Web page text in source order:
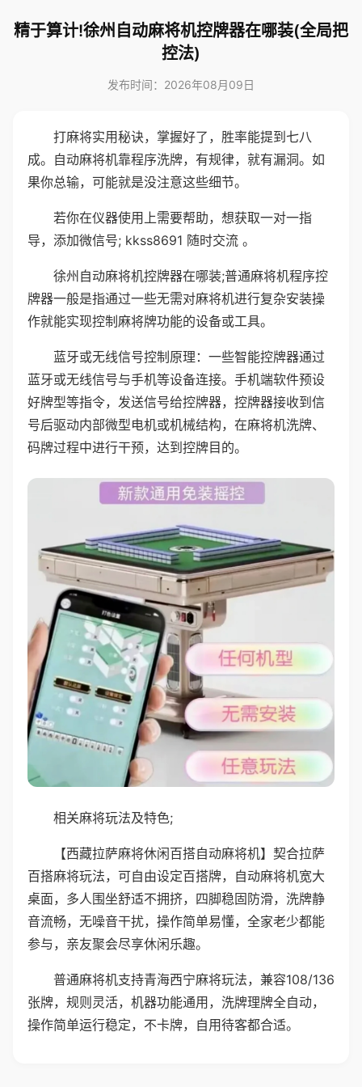
精于算计!徐州自动麻将机控牌器在哪装(全局把
控法)
发布时间：2026年08月09日
打麻将实用秘诀，掌握好了，胜率能提到七八
成。自动麻将机靠程序洗牌，有规律，就有漏洞。如
果你总输，可能就是没注意这些细节。
若你在仪器使用上需要帮助，想获取一对一指
导，添加微信号; kkss8691 随时交流 。
徐州自动麻将机控牌器在哪装;普通麻将机程序控
牌器一般是指通过一些无需对麻将机进行复杂安装操
作就能实现控制麻将牌功能的设备或工具。
蓝牙或无线信号控制原理：一些智能控牌器通过
蓝牙或无线信号与手机等设备连接。手机端软件预设
好牌型等指令，发送信号给控牌器，控牌器接收到信
号后驱动内部微型电机或机械结构，在麻将机洗牌、
码牌过程中进行干预，达到控牌目的。
相关麻将玩法及特色;
【西藏拉萨麻将休闲百搭自动麻将机】契合拉萨
百搭麻将玩法，可自由设定百搭牌，自动麻将机宽大
桌面，多人围坐舒适不拥挤，四脚稳固防滑，洗牌静
音流畅，无噪音干扰，操作简单易懂，全家老少都能
参与，亲友聚会尽享休闲乐趣。
普通麻将机支持青海西宁麻将玩法，兼容108/136
张牌，规则灵活，机器功能通用，洗牌理牌全自动，
操作简单运行稳定，不卡牌，自用待客都合适。